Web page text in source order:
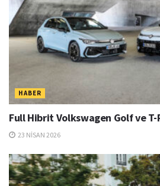
HABER
Full Hibrit Volkswagen Golf ve T-
23 NISAN 2026